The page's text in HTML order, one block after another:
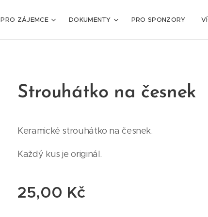
PRO ZÁJEMCE DOKUMENTY PRO SPONZORY
Strouhátko na česnek
Keramické strouhátko na česnek.
Každý kus je originál.
25,00 Kč